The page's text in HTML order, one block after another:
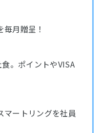
月贈呈！
。ポイントやVISA
マートリングを社員